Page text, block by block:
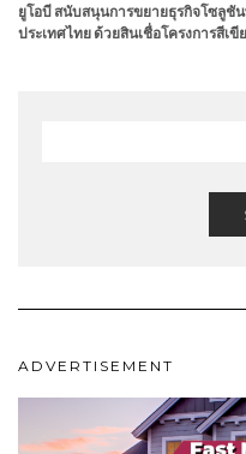
ยูโอบี สนับสนุนการขยายธุรกิจโซลูชัน
ประเทศไทย ด้วยสินเชื่อโครงการสีเขี
ADVERTISEMENT